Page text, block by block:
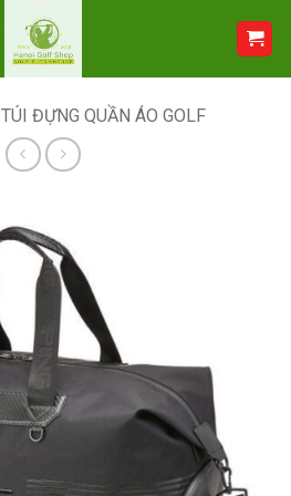
TÚI ĐỰNG QUẦN ÁO GOLF